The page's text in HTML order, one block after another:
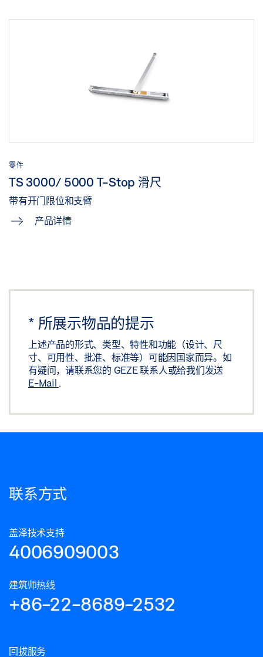
零件
TS 3000/ 5000 T-Stop 滑尺
带有开门限位和支臂
产品详情
* 所展示物品的提示
上述产品的形式、类型、特性和功能（设计、尺
寸、可用性、批准、标准等）可能因国家而异。如
有疑问，请联系您的 GEZE 联系人或给我们发送
E-Mail
联系方式
盖泽技术支持
4006909003
建筑师热线
+86-22-8689-2532
回拔服务